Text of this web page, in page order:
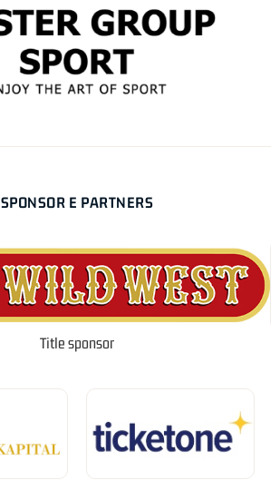
SPONSOR E PARTNERS
Title sponsor